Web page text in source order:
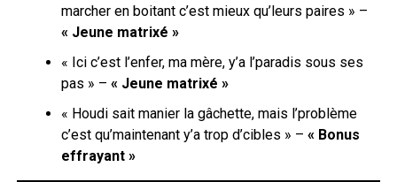
marcher en boitant c’est mieux qu’leurs paires » –
« Jeune matrixé »
« Ici c’est l’enfer, ma mère, y’a l’paradis sous ses
pas » – « Jeune matrixé »
« Houdi sait manier la gâchette, mais l’problème
c’est qu’maintenant y’a trop d’cibles » – « Bonus
effrayant »